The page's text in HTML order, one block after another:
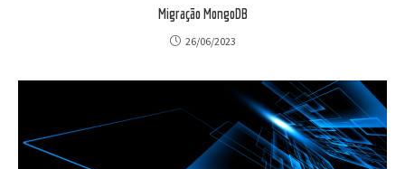
Migração MongoDB
26/06/2023